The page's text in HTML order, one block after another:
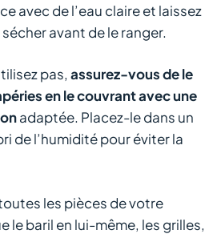
avec de l’eau claire et laissez
avant de le ranger.
pas, assurez-vous de le
en le couvrant avec une
adaptée. Placez-le dans un
de l’humidité pour éviter la
les pièces de votre
le baril en lui-même, les grilles,